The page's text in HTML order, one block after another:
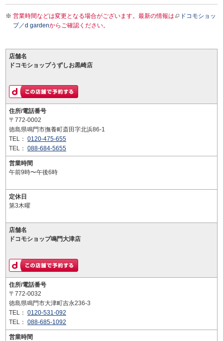
営業時間などは変更となる場合がございます。最新の情報は
ドコモショッ
プ／d gardenからご確認ください。
店舗名
ドコモショップうずしお黒崎店
住所/電話番号
〒772-0002
徳島県鳴門市撫養町斎田字北浜86-1
TEL： 0120-475-655
TEL： 088-684-5655
営業時間
午前9時〜午後6時
定休日
第3木曜
店舗名
ドコモショップ鳴門大津店
住所/電話番号
〒772-0032
徳島県鳴門市大津町吉永236-3
TEL： 0120-531-092
TEL： 088-685-1092
営業時間